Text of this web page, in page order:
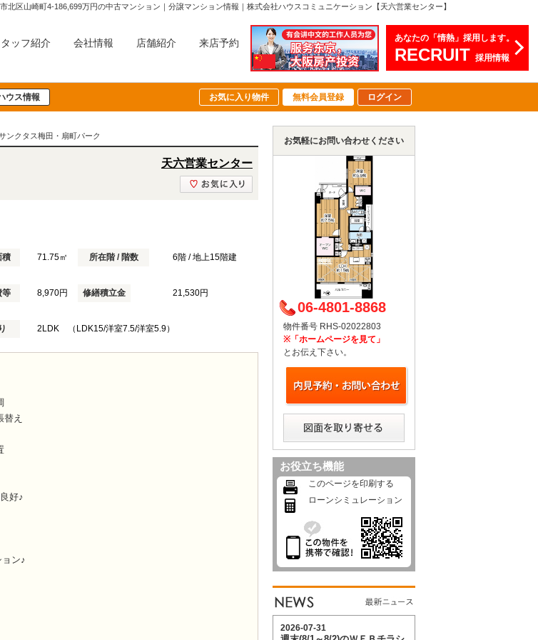
北区山崎町4-186,699万円の中古マンション｜分譲マンション情報｜株式会社ハウスコミュニケーション【天六営業センター】
ッフ紹介 会社情報 店舗紹介 来店予約 あなたの「情熱」採用します。
RECRUIT 採用情報
ウス情報 お気に入り物件 無料会員登録 ログイン
ンクタス梅田・扇町パーク
天六営業センター
積 71.75㎡ 所在階 / 階数 6階 / 地上15階建
等 8,970円 修繕積立金 21,530円
2LDK （LDK15/洋室7.5/洋室5.9）
え
好♪
ン♪
お気軽にお問い合わせください
06-4801-8868
物件番号 RHS-02022803
※「ホームページを見て」
とお伝え下さい。
お役立ち機能
このページを印刷する
ローンシミュレーション